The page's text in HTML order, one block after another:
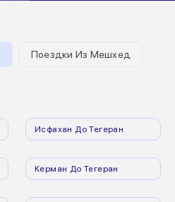
Поездки Из Мешхед
Исфахан До Тегеран
Керман До Тегеран